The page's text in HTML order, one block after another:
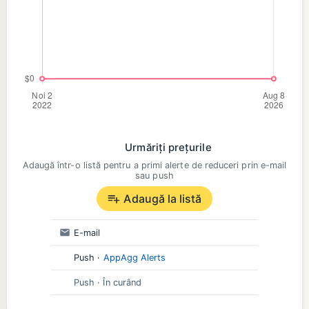
Urmăriți prețurile
Adaugă într-o listă pentru a primi alerte de reduceri prin e-mail
sau push
Adaugă la listă
E-mail
Push · AppAgg Alerts
Push · În curând